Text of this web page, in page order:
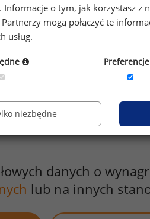
0
danych o
lub na innych
Informacje o tym, jak korzystasz
mogą połączyć te
usług.
Preferencje
niezbędne